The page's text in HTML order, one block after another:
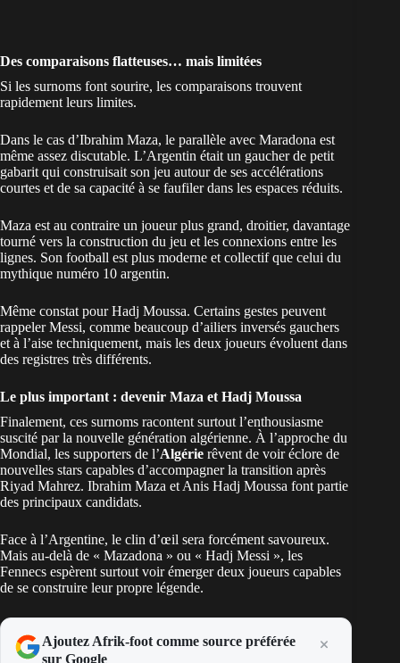
Des comparaisons flatteuses… mais limitées
Si les surnoms font sourire, les comparaisons trouvent
rapidement leurs limites.
Dans le cas d’Ibrahim Maza, le parallèle avec Maradona est
même assez discutable. L’Argentin était un gaucher de petit
gabarit qui construisait son jeu autour de ses accélérations
courtes et de sa capacité à se faufiler dans les espaces réduits.
Maza est au contraire un joueur plus grand, droitier, davantage
tourné vers la construction du jeu et les connexions entre les
lignes. Son football est plus moderne et collectif que celui du
mythique numéro 10 argentin.
Même constat pour Hadj Moussa. Certains gestes peuvent
rappeler Messi, comme beaucoup d’ailiers inversés gauchers
et à l’aise techniquement, mais les deux joueurs évoluent dans
des registres très différents.
Le plus important : devenir Maza et Hadj Moussa
Finalement, ces surnoms racontent surtout l’enthousiasme
suscité par la nouvelle génération algérienne. À l’approche du
Mondial, les supporters de l’Algérie rêvent de voir éclore de
nouvelles stars capables d’accompagner la transition après
Riyad Mahrez. Ibrahim Maza et Anis Hadj Moussa font partie
des principaux candidats.
Face à l’Argentine, le clin d’œil sera forcément savoureux.
Mais au-delà de « Mazadona » ou « Hadj Messi », les
Fennecs espèrent surtout voir émerger deux joueurs capables
de se construire leur propre légende.
Ajoutez Afrik-foot comme source préférée
sur Google